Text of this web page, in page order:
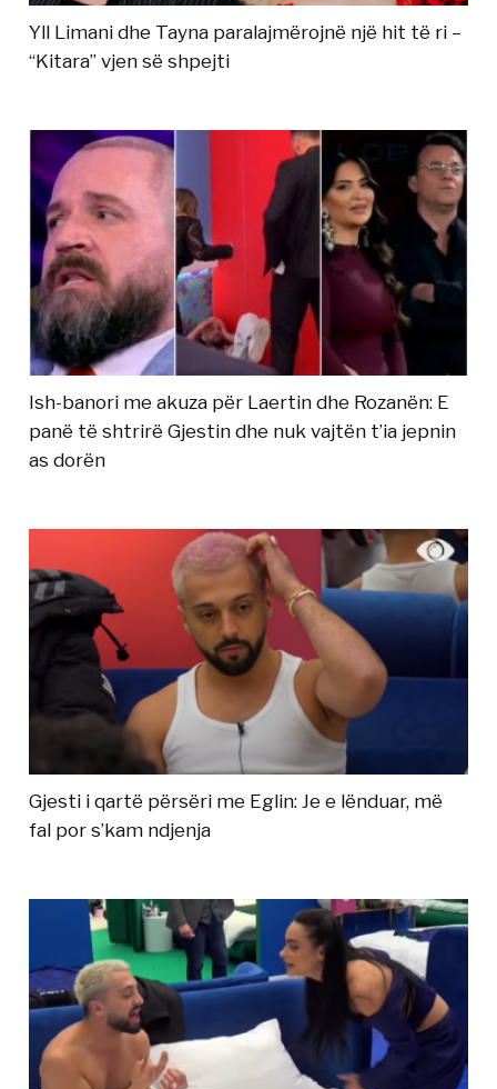
Yll Limani dhe Tayna paralajmërojnë një hit të ri –
“Kitara” vjen së shpejti
Ish-banori me akuza për Laertin dhe Rozanën: E
panë të shtrirë Gjestin dhe nuk vajtën t’ia jepnin
as dorën
Gjesti i qartë përsëri me Eglin: Je e lënduar, më
fal por s’kam ndjenja